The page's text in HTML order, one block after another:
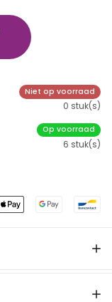
Niet op voorraad
0 stuk(s)
Op voorraad
6 stuk(s)